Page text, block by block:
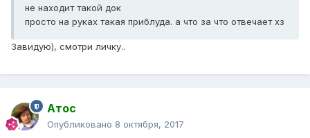
не находит такой док
просто на руках такая приблуда. а что за что отвечает хз
Завидую), смотри личку..
Атос
Опубликовано 8 октября, 2017